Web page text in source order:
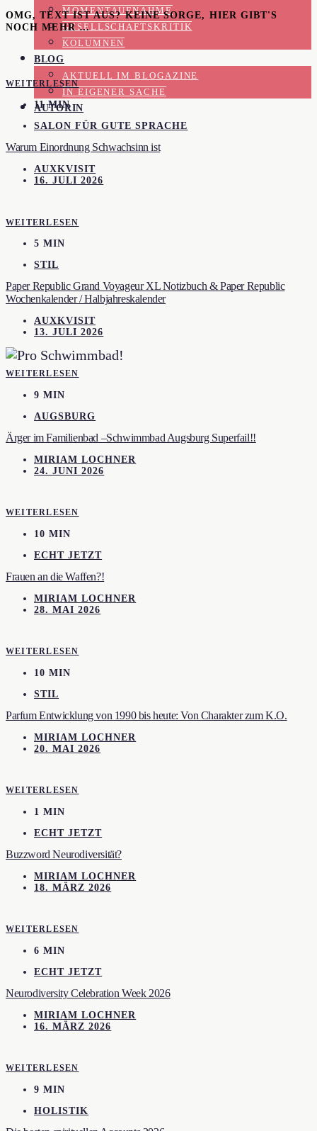
MOMENTAUFNAHME
GESELLSCHAFTSKRITIK
KOLUMNEN
BLOG
AKTUELL IM BLOGAZINE
IN EIGENER SACHE
AUTORIN
OMG, TEXT IST AUS? KEINE SORGE, HIER GIBT'S
NOCH MEHR …
WEITERLESEN
11 MIN
SALON FÜR GUTE SPRACHE
Warum Einordnung Schwachsinn ist
AUXKVISIT
16. JULI 2026
WEITERLESEN
5 MIN
STIL
Paper Republic Grand Voyageur XL Notizbuch & Paper Republic
Wochenkalender / Halbjahreskalender
AUXKVISIT
13. JULI 2026
WEITERLESEN
9 MIN
AUGSBURG
Ärger im Familienbad –Schwimmbad Augsburg Superfail!!
MIRIAM LOCHNER
24. JUNI 2026
WEITERLESEN
10 MIN
ECHT JETZT
Frauen an die Waffen?!
MIRIAM LOCHNER
28. MAI 2026
WEITERLESEN
10 MIN
STIL
Parfum Entwicklung von 1990 bis heute: Von Charakter zum K.O.
MIRIAM LOCHNER
20. MAI 2026
WEITERLESEN
1 MIN
ECHT JETZT
Buzzword Neurodiversität?
MIRIAM LOCHNER
18. MÄRZ 2026
WEITERLESEN
6 MIN
ECHT JETZT
Neurodiversity Celebration Week 2026
MIRIAM LOCHNER
16. MÄRZ 2026
WEITERLESEN
9 MIN
HOLISTIK